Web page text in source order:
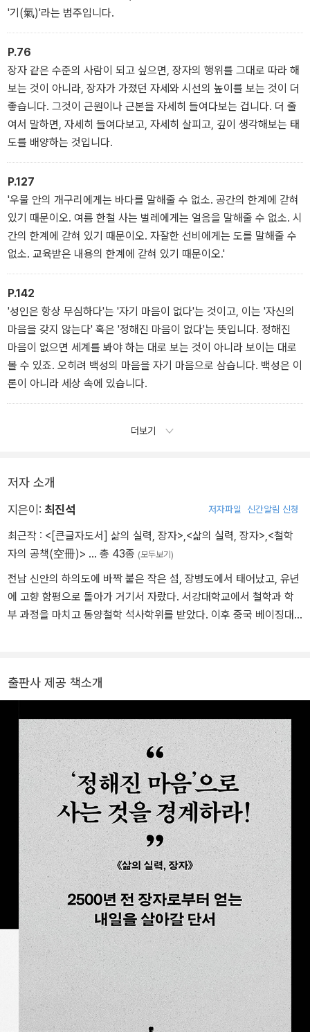
'기(氣)'라는 범주입니다.
P.76
장자 같은 수준의 사람이 되고 싶으면, 장자의 행위를 그대로 따라 해
보는 것이 아니라, 장자가 가졌던 자세와 시선의 높이를 보는 것이 더
좋습니다. 그것이 근원이나 근본을 자세히 들여다보는 겁니다. 더 줄
여서 말하면, 자세히 들여다보고, 자세히 살피고, 깊이 생각해보는 태
도를 배양하는 것입니다.
P.127
'우물 안의 개구리에게는 바다를 말해줄 수 없소. 공간의 한계에 갇혀
있기 때문이오. 여름 한철 사는 벌레에게는 얼음을 말해줄 수 없소. 시
간의 한계에 갇혀 있기 때문이오. 자잘한 선비에게는 도를 말해줄 수
없소. 교육받은 내용의 한계에 갇혀 있기 때문이오.'
P.142
'성인은 항상 무심하다'는 '자기 마음이 없다'는 것이고, 이는 '자신의
마음을 갖지 않는다' 혹은 '정해진 마음이 없다'는 뜻입니다. 정해진
마음이 없으면 세계를 봐야 하는 대로 보는 것이 아니라 보이는 대로
볼 수 있죠. 오히려 백성의 마음을 자기 마음으로 삼습니다. 백성은 이
론이 아니라 세상 속에 있습니다.
더보기
저자 소개
지은이: 최진석 저자파일 신간알림 신청
최근작 : <[큰글자도서] 삶의 실력, 장자>,<삶의 실력, 장자>,<철학
자의 공책(空冊)> … 총 43종 (모두보기)
전남 신안의 하의도에 바짝 붙은 작은 섬, 장병도에서 태어났고, 유년
에 고향 함평으로 돌아가 거기서 자랐다. 서강대학교에서 철학과 학
부 과정을 마치고 동양철학 석사학위를 받았다. 이후 중국 베이징대
다. 정년퇴임을 7년 이상 앞둔 2018년 대학 강단을 떠나 새로운 인생
로 있으며, 고향 함평에 새말새몸짓 기본학교를 세워 청년 인재를 양
성하는 데에 힘쓰고 있다. 삶의 지혜와 인문학적 통찰을 담은 강연 및
저술 활동을 활발히 하고 있으며, 지은 책으로 《생각하는 힘 노자 인
문학》 《나 홀로 읽는 도덕경》 《건너가는 자》 《인간이 그리는 무늬》
《탁월한 사유의 시선》 《경계에 흐르다》 《최진석의 대한민국 읽기》
등이 있다. 또 《장자철학》 《노장신론》 《노자의소》(공역) 등의 책을
우리말로 옮겼다.
출판사 제공 책소개